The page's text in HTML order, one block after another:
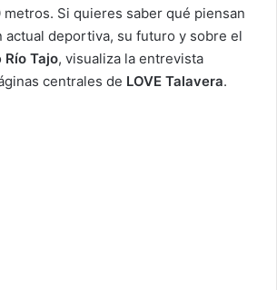
metros. Si quieres saber qué piensan
actual deportiva, su futuro y sobre el
Río Tajo, visualiza la entrevista
centrales de LOVE Talavera.